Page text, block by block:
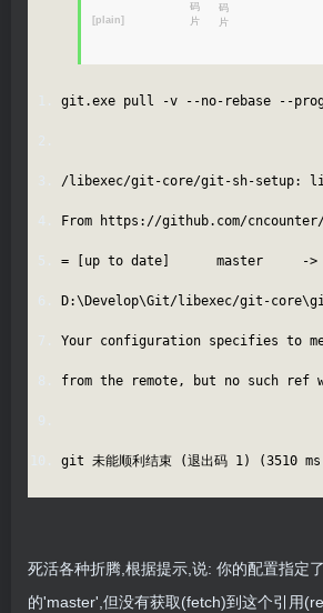
[plain]
git.exe pull -v --no-rebase --
/libexec/git-core/git-sh-setup:
From https://github.com/
= [up to date] master ->
D:\Develop\Git/libexec/git-
Your configuration specifies to
from the remote, but no such ref
git 未能顺利结束 (退出码 1) (3510
死活各种折腾,根据提示,说: 你的配置指定
的'master',但没有获取(fetch)到这个引用